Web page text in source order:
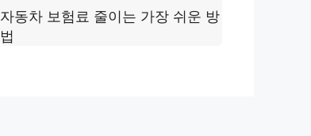
자동차 보험료 줄이는 가장 쉬운 방
법